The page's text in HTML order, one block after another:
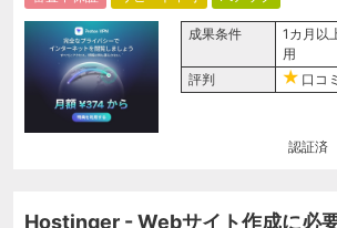
成果条件
1カ月以
用
評判
口コミ
認証済
Hostinger - Webサイト作成に必